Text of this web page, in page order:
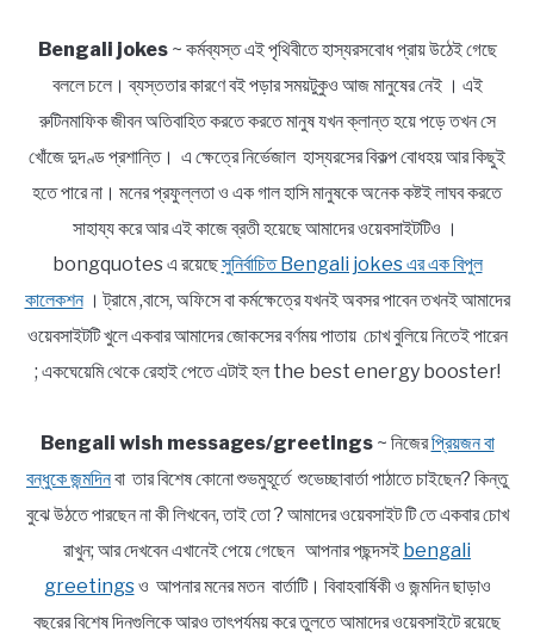
Bengali jokes~ কর্মব্যস্ত এই পৃথিবীতে হাস্যরসবোধ প্রায় উঠেই গেছে
বললে চলে। ব্যস্ততার কারণে বই পড়ার সময়টুকুও আজ মানুষের নেই । এই
রুটিনমাফিক জীবন অতিবাহিত করতে করতে মানুষ যখন ক্লান্ত হয়ে পড়ে তখন সে
খোঁজে দুদণ্ড প্রশান্তি। এ ক্ষেত্রে নির্ভেজাল হাস্যরসের বিকল্প বোধহয় আর কিছুই
হতে পারে না। মনের প্রফুল্লতা ও এক গাল হাসি মানুষকে অনেক কষ্টই লাঘব করতে
সাহায্য করে আর এই কাজে ব্রতী হয়েছে আমাদের ওয়েবসাইটটিও ।
bongquotes এ রয়েছেসুনির্বাচিত Bengali jokes এর এক বিপুল
কালেকশন। ট্রামে ,বাসে, অফিসে বা কর্মক্ষেত্রে যখনই অবসর পাবেন তখনই আমাদের
ওয়েবসাইটটি খুলে একবার আমাদের জোকসের বর্ণময় পাতায় চোখ বুলিয়ে নিতেই পারেন
; একঘেয়েমি থেকে রেহাই পেতে এটাই হল the best energy booster!
Bengali wish messages/greetings~ নিজেরপ্রিয়জন বা
বন্ধুকে জন্মদিনবা তার বিশেষ কোনো শুভমুহূর্তে শুভেচ্ছাবার্তা পাঠাতে চাইছেন? কিন্তু
বুঝে উঠতে পারছেন না কী লিখবেন, তাই তো ? আমাদের ওয়েবসাইট টি তে একবার চোখ
রাখুন; আর দেখবেন এখানেই পেয়ে গেছেন আপনার পছন্দসই bengali
greetingsও আপনার মনের মতন বার্তাটি। বিবাহবার্ষিকী ও জন্মদিন ছাড়াও
বছরের বিশেষ দিনগুলিকে আরও তাৎপর্যময় করে তুলতে আমাদের ওয়েবসাইটে রয়েছে